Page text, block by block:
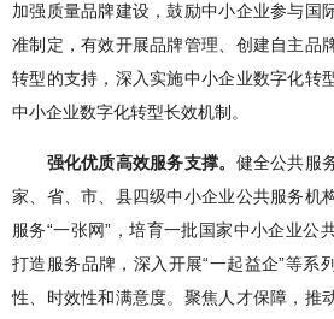
加强质量品牌建设，鼓励中小企业参与国
准制定，有效开展品牌管理、创建自主品
转型的支持，深入实施中小企业数字化转
中小企业数字化转型长效机制。
强化优质高效服务支撑。 健全公共服
家、省、市、县四级中小企业公共服务机
服务“一张网”，培育一批国家中小企业公
打造服务品牌，深入开展“一起益企”等系
性、时效性和满意度。聚焦人才保障，推